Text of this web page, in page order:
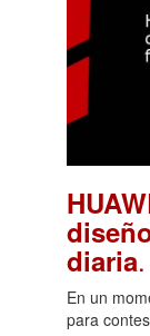
diaria.
En un
para